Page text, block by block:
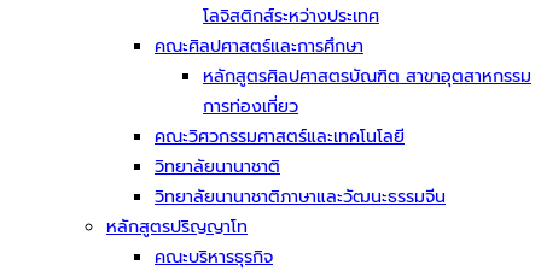
โลจิสติกส์ระหว่างประเทศ
คณะศิลปศาสตร์และการศึกษา
หลักสูตรศิลปศาสตรบัณฑิต สาขาอุตสาหกรรม
การท่องเที่ยว
คณะวิศวกรรมศาสตร์และเทคโนโลยี
วิทยาลัยนานาชาติ
วิทยาลัยนานาชาติภาษาและวัฒนะธรรมจีน
หลักสูตรปริญญาโท
คณะบริหารธุรกิจ